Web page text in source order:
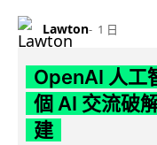
Lawton 1 日
OpenAI 人工
個 AI 交流破
建